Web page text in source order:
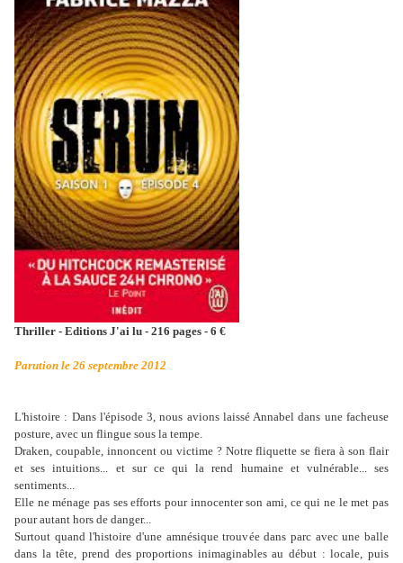
Thriller - Editions J'ai lu - 216 pages - 6 €
Parution le 26 septembre 2012
L'histoire : Dans l'épisode 3, nous avions laissé Annabel dans une facheuse
posture, avec un flingue sous la tempe.
Draken, coupable, innoncent ou victime ? Notre fliquette se fiera à son flair
et ses intuitions... et sur ce qui la rend humaine et vulnérable... ses
sentiments...
Elle ne ménage pas ses efforts pour innocenter son ami, ce qui ne le met pas
pour autant hors de danger...
Surtout quand l'histoire d'une amnésique trouvée dans parc avec une balle
dans la tête, prend des proportions inimaginables au début : locale, puis